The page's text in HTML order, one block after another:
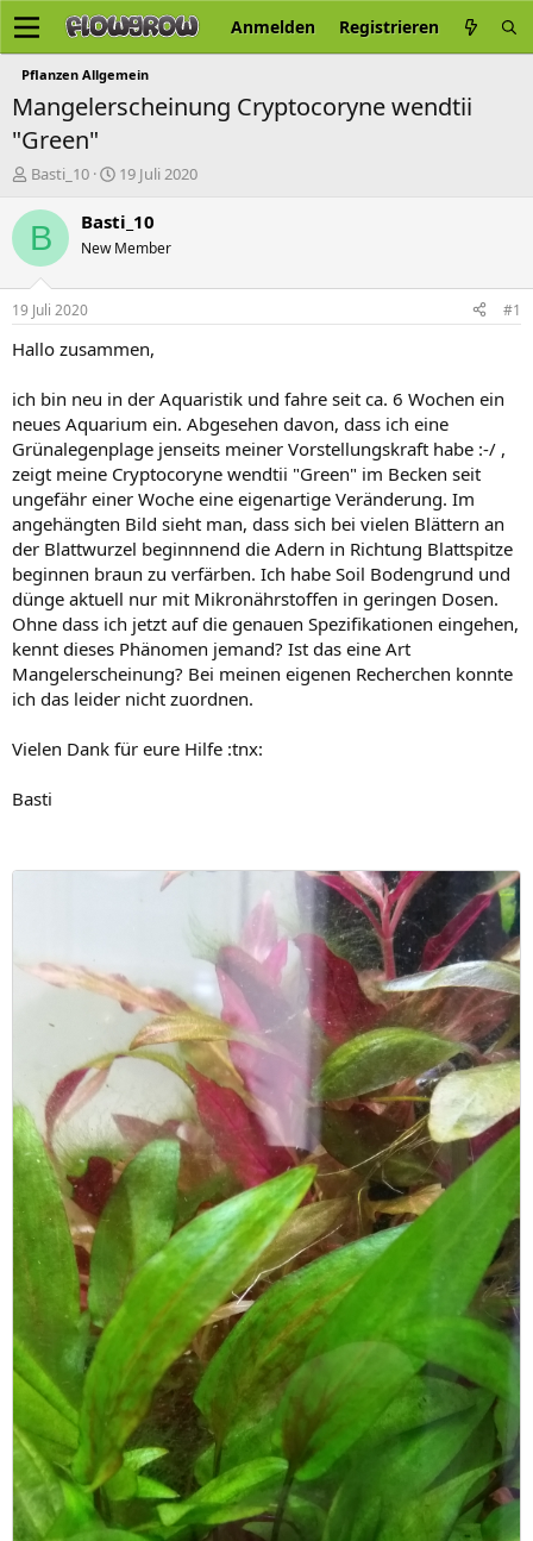
Anmelden Registrieren
Pflanzen Allgemein
Mangelerscheinung Cryptocoryne wendtii
"Green"
E
s
e
r
Basti_10
E
s
e
t
a
19 Juli 2020
B Basti_10
New Member
19 Juli 2020 #1
Hallo zusammen,
ich bin neu in der Aquaristik und fahre seit ca. 6 Wochen ein
neues Aquarium ein. Abgesehen davon, dass ich eine
Grünalegenplage jenseits meiner Vorstellungskraft habe :-/ ,
zeigt meine Cryptocoryne wendtii "Green" im Becken seit
ungefähr einer Woche eine eigenartige Veränderung. Im
angehängten Bild sieht man, dass sich bei vielen Blättern an
der Blattwurzel beginnnend die Adern in Richtung Blattspitze
beginnen braun zu verfärben. Ich habe Soil Bodengrund und
dünge aktuell nur mit Mikronährstoffen in geringen Dosen.
Ohne dass ich jetzt auf die genauen Spezifikationen eingehen,
kennt dieses Phänomen jemand? Ist das eine Art
Mangelerscheinung? Bei meinen eigenen Recherchen konnte
ich das leider nicht zuordnen.
Vielen Dank für eure Hilfe :tnx:
Basti